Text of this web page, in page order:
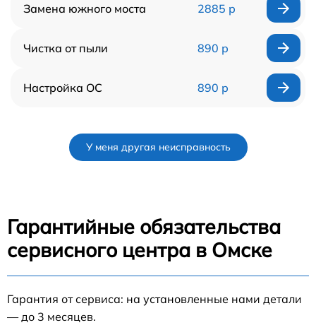
Замена южного моста 2885 р
Чистка от пыли 890 р
Настройка ОС 890 р
У меня другая неисправность
Гарантийные обязательства
сервисного центра в Омске
Гарантия от сервиса: на установленные нами детали
— до 3 месяцев.